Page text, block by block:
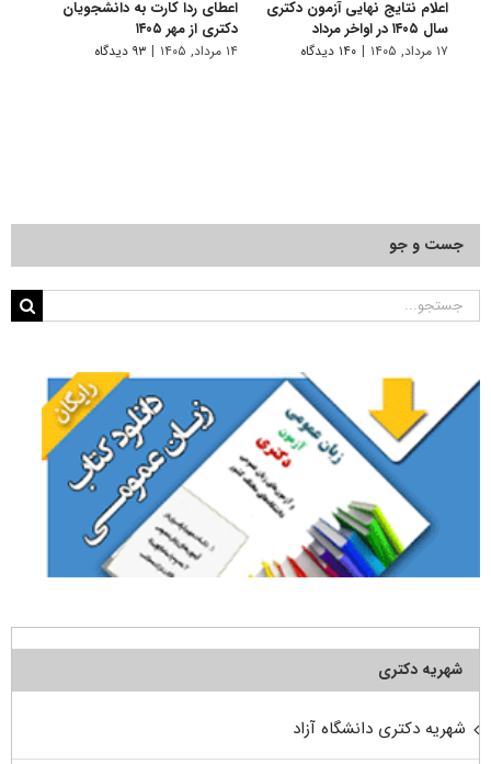
اعلام نتایج نهایی آزمون دکتری
سال ۱۴۰۵ در اواخر مرداد
۱۷ مرداد, ۱۴۰۵ | ۱۴۰ دیدگاه
اعطای ردا کارت به دانشجویان
دکتری از مهر ۱۴۰۵
۱۴ مرداد, ۱۴۰۵ | ۹۳ دیدگاه
جست و جو
جستجو
شهریه دکتری
شهریه دکتری دانشگاه آزاد